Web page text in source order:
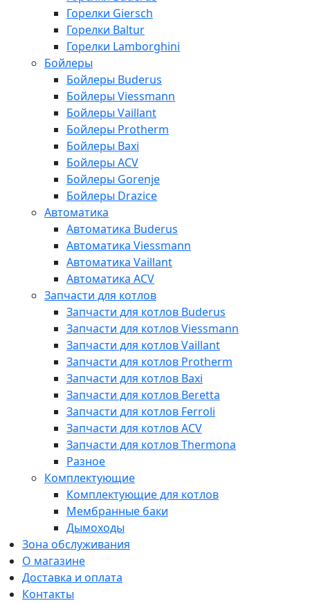
Горелки Giersch
Горелки Baltur
Горелки Lamborghini
Бойлеры
Бойлеры Buderus
Бойлеры Viessmann
Бойлеры Vaillant
Бойлеры Protherm
Бойлеры Baxi
Бойлеры ACV
Бойлеры Gorenje
Бойлеры Drazice
Автоматика
Автоматика Buderus
Автоматика Viessmann
Автоматика Vaillant
Автоматика ACV
Запчасти для котлов
Запчасти для котлов Buderus
Запчасти для котлов Viessmann
Запчасти для котлов Vaillant
Запчасти для котлов Protherm
Запчасти для котлов Baxi
Запчасти для котлов Beretta
Запчасти для котлов Ferroli
Запчасти для котлов ACV
Запчасти для котлов Thermona
Разное
Комплектующие
Комплектующие для котлов
Мембранные баки
Дымоходы
Зона обслуживания
О магазине
Доставка и оплата
Контакты